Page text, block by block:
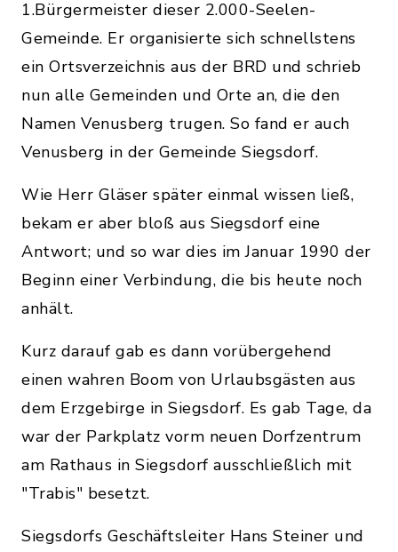
1.Bürgermeister dieser 2.000-Seelen-
Gemeinde. Er organisierte sich schnellstens
ein Ortsverzeichnis aus der BRD und schrieb
nun alle Gemeinden und Orte an, die den
Namen Venusberg trugen. So fand er auch
Venusberg in der Gemeinde Siegsdorf.
Wie Herr Gläser später einmal wissen ließ,
bekam er aber bloß aus Siegsdorf eine
Antwort; und so war dies im Januar 1990 der
Beginn einer Verbindung, die bis heute noch
anhält.
Kurz darauf gab es dann vorübergehend
einen wahren Boom von Urlaubsgästen aus
dem Erzgebirge in Siegsdorf. Es gab Tage, da
war der Parkplatz vorm neuen Dorfzentrum
am Rathaus in Siegsdorf ausschließlich mit
"Trabis" besetzt.
Siegsdorfs Geschäftsleiter Hans Steiner und